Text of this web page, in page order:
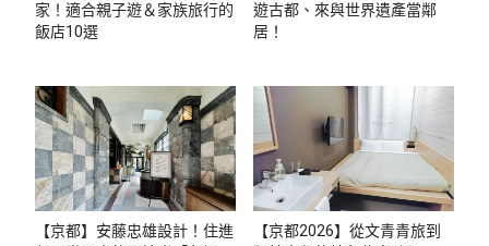
家！適合親子遊＆家族旅行的
飯店10選
遊古都、來與世界遺產當鄰
居！
【京都】安藤忠雄設計！住進
【京都2026】從文青青旅到